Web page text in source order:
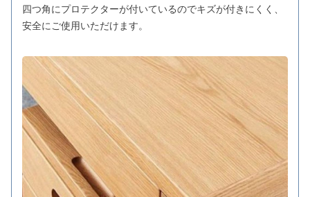
四つ角にプロテクターが付いているのでキズが付きにくく、
安全にご使用いただけます。